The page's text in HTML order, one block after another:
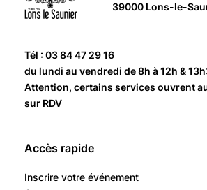
39000 Lons-le-
Tél : 03 84 47 29 16
du lundi au vendredi de 8h à 12h &
Attention, certains services ouvrent
sur RDV
Accès rapide
Inscrire votre événement